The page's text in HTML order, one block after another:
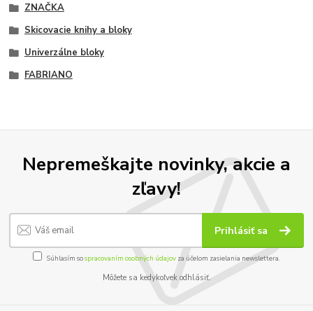
ZNAČKA
Skicovacie knihy a bloky
Univerzálne bloky
FABRIANO
Nepremeškajte novinky, akcie a
zľavy!
Prihlásiť sa
Súhlasím sospracovaním osobných údajov za účelom zasielania newslettera.
Môžete sa kedykoľvek odhlásiť.